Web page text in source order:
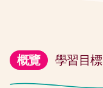
概覽 學習目標